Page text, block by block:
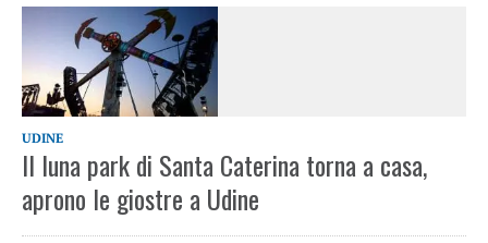
UDINE
Il luna park di Santa Caterina torna a casa,
aprono le giostre a Udine